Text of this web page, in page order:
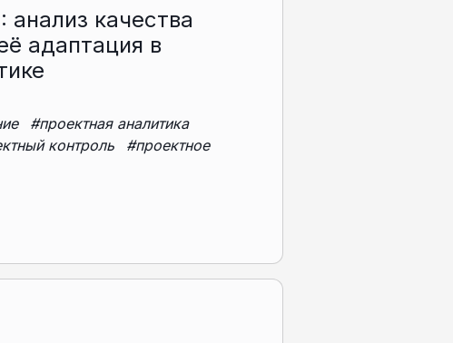
анализ качества
адаптация в
#проектная аналитика
контроль
#проектное